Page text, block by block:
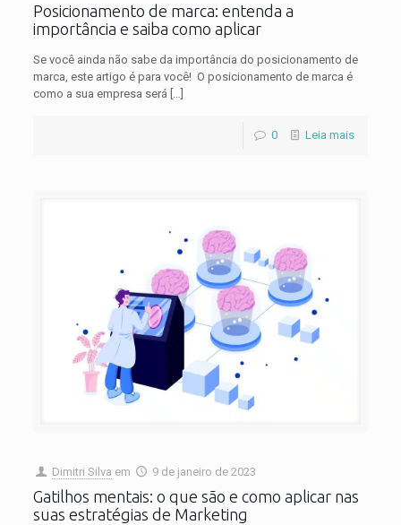
Posicionamento de marca: entenda a
importância e saiba como aplicar
Se você ainda não sabe da importância do posicionamento de
marca, este artigo é para você! O posicionamento de marca é
como a sua empresa será […]
0 Leia mais
Dimitri Silva em 9 de janeiro de 2023
Gatilhos mentais: o que são e como aplicar nas
suas estratégias de Marketing